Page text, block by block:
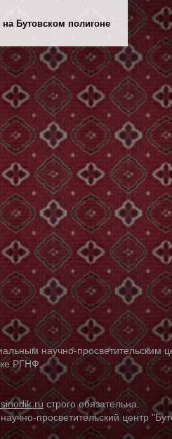
на Бутовском полигоне
научно-просветительским
РГНФ.
строго обязательна.
просветительский центр